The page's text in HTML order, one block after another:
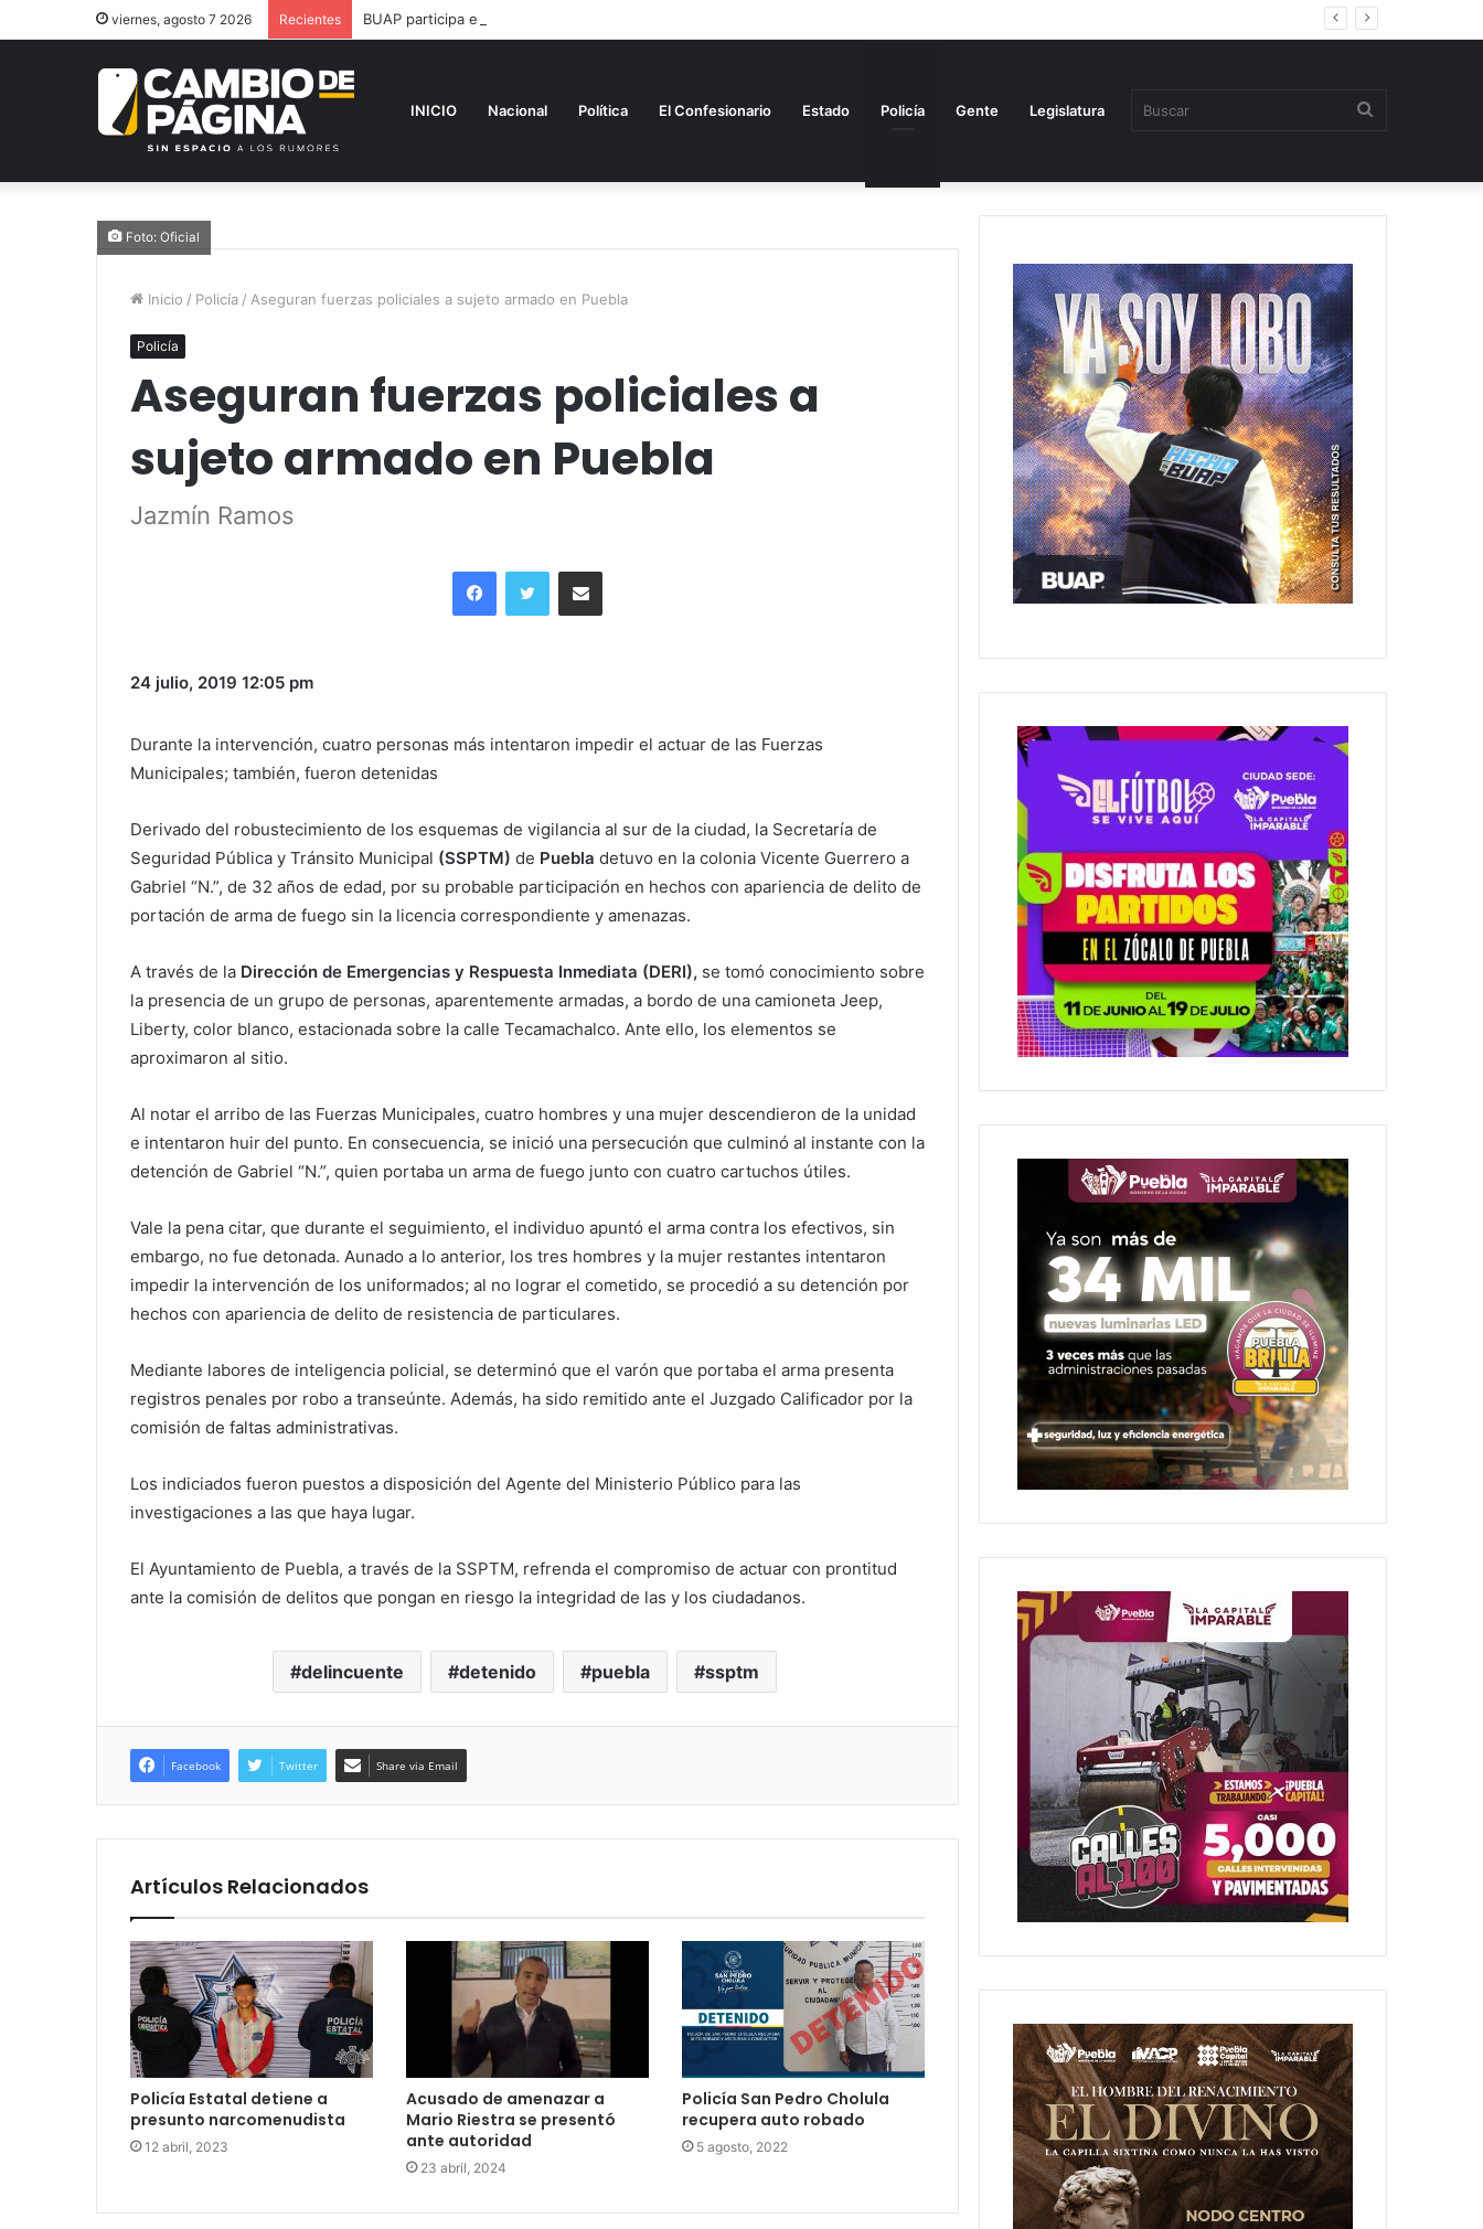
viernes, agosto 7 2026 Recientes BUAP participa en estudio sobre Alianza del Pacífico
INICIO Nacional Política El Confesionario Estado Policía Gente Legislatura
Foto: Oficial
Inicio / Policía / Aseguran fuerzas policiales a sujeto armado en Puebla
Policía
Aseguran fuerzas policiales a
sujeto armado en Puebla
Jazmín Ramos
FacebookTwitter Share via Email
24 julio, 2019 12:05 pm
Durante la intervención, cuatro personas más intentaron impedir el actuar de las Fuerzas
Municipales; también, fueron detenidas
Derivado del robustecimiento de los esquemas de vigilancia al sur de la ciudad, la Secretaría de
Seguridad Pública y Tránsito Municipal (SSPTM) de Puebla detuvo en la colonia Vicente Guerrero a
Gabriel “N.”, de 32 años de edad, por su probable participación en hechos con apariencia de delito de
portación de arma de fuego sin la licencia correspondiente y amenazas.
A través de la Dirección de Emergencias y Respuesta Inmediata (DERI), se tomó conocimiento sobre
la presencia de un grupo de personas, aparentemente armadas, a bordo de una camioneta Jeep,
Liberty, color blanco, estacionada sobre la calle Tecamachalco. Ante ello, los elementos se
aproximaron al sitio.
Al notar el arribo de las Fuerzas Municipales, cuatro hombres y una mujer descendieron de la unidad
e intentaron huir del punto. En consecuencia, se inició una persecución que culminó al instante con la
detención de Gabriel “N.”, quien portaba un arma de fuego junto con cuatro cartuchos útiles.
Vale la pena citar, que durante el seguimiento, el individuo apuntó el arma contra los efectivos, sin
embargo, no fue detonada. Aunado a lo anterior, los tres hombres y la mujer restantes intentaron
impedir la intervención de los uniformados; al no lograr el cometido, se procedió a su detención por
hechos con apariencia de delito de resistencia de particulares.
Mediante labores de inteligencia policial, se determinó que el varón que portaba el arma presenta
registros penales por robo a transeúnte. Además, ha sido remitido ante el Juzgado Calificador por la
comisión de faltas administrativas.
Los indiciados fueron puestos a disposición del Agente del Ministerio Público para las
investigaciones a las que haya lugar.
El Ayuntamiento de Puebla, a través de la SSPTM, refrenda el compromiso de actuar con prontitud
ante la comisión de delitos que pongan en riesgo la integridad de las y los ciudadanos.
delincuente detenido puebla ssptm
Facebook Twitter Share via Email
Artículos Relacionados
Policía Estatal detiene a
presunto narcomenudista
12 abril, 2023
Acusado de amenazar a
Mario Riestra se presentó
ante autoridad
23 abril, 2024
Policía San Pedro Cholula
recupera auto robado
5 agosto, 2022